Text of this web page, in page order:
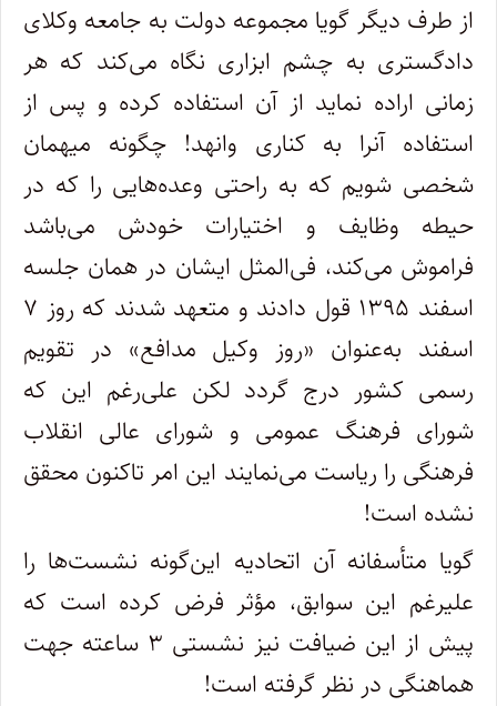
از طرف دیگر گویا مجموعه دولت به جامعه وکلای
دادگستری به چشم ابزاری نگاه می‌کند که هر
زمانی اراده نماید از آن استفاده کرده و پس از
استفاده آنرا به کناری وانهد! چگونه میهمان
شخصی شویم که به راحتی وعده‌هایی را که در
حیطه وظایف و اختیارات خودش می‌باشد
فراموش می‌کند، فی‌المثل ایشان در همان جلسه
اسفند ۱۳۹۵ قول دادند و متعهد شدند که روز ۷
اسفند به‌عنوان «روز وکیل مدافع» در تقویم
رسمی کشور درج گردد لکن علی‌رغم این که
شورای فرهنگ عمومی و شورای عالی انقلاب
فرهنگی را ریاست می‌نمایند این امر تاکنون محقق
نشده است!
گویا متأسفانه آن اتحادیه این‌گونه نشست‌ها را
علیرغم این سوابق، مؤثر فرض کرده است که
پیش از این ضیافت نیز نشستی ۳ ساعته جهت
هماهنگی در نظر گرفته است!